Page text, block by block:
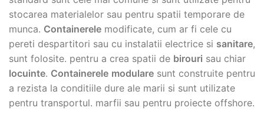
stocarea materialelor sau pentru spatii temporare de
munca. Containerele modificate, cum ar fi cele cu
pereti despartitori sau cu instalatii electrice si sanitare,
sunt folosite. pentru a crea spatii de birouri sau chiar
locuinte. Containerele modulare sunt construite pentru
a rezista la conditiile dure ale marii si sunt utilizate
pentru transportul. marfii sau pentru proiecte offshore.